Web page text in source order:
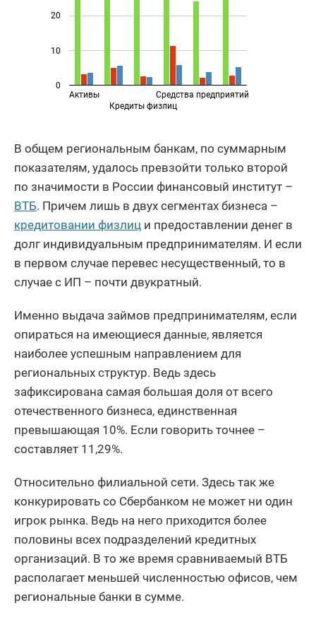
Активы
Кредиты физлиц
Средства предприятий
0
10
20
В общем региональным банкам, по суммарным
показателям, удалось превзойти только второй
по значимости в России финансовый институт –
ВТБ. Причем лишь в двух сегментах бизнеса –
кредитовании физлиц и предоставлении денег в
долг индивидуальным предпринимателям. И если
в первом случае перевес несущественный, то в
случае с ИП – почти двукратный.
Именно выдача займов предпринимателям, если
опираться на имеющиеся данные, является
наиболее успешным направлением для
региональных структур. Ведь здесь
зафиксирована самая большая доля от всего
отечественного бизнеса, единственная
превышающая 10%. Если говорить точнее –
составляет 11,29%.
Относительно филиальной сети. Здесь так же
конкурировать со Сбербанком не может ни один
игрок рынка. Ведь на него приходится более
половины всех подразделений кредитных
организаций. В то же время сравниваемый ВТБ
располагает меньшей численностью офисов, чем
региональные банки в сумме.